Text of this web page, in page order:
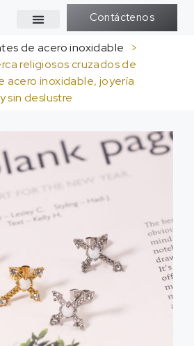
Contáctenos
de acero inoxidable
>
religiosos cruzados de
acero inoxidable, joyería
sin deslustre